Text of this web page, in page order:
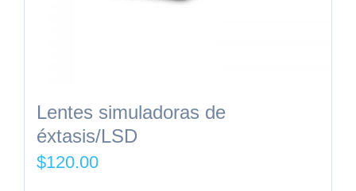
Lentes simuladoras de
éxtasis/LSD
$120.00